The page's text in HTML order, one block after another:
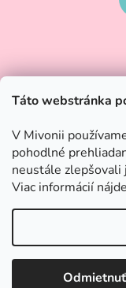
Táto webstránka
V Mivonii
pohodlné
neustále zlepšovali
Viac informácií
Odmietnuť
Copyright 2026